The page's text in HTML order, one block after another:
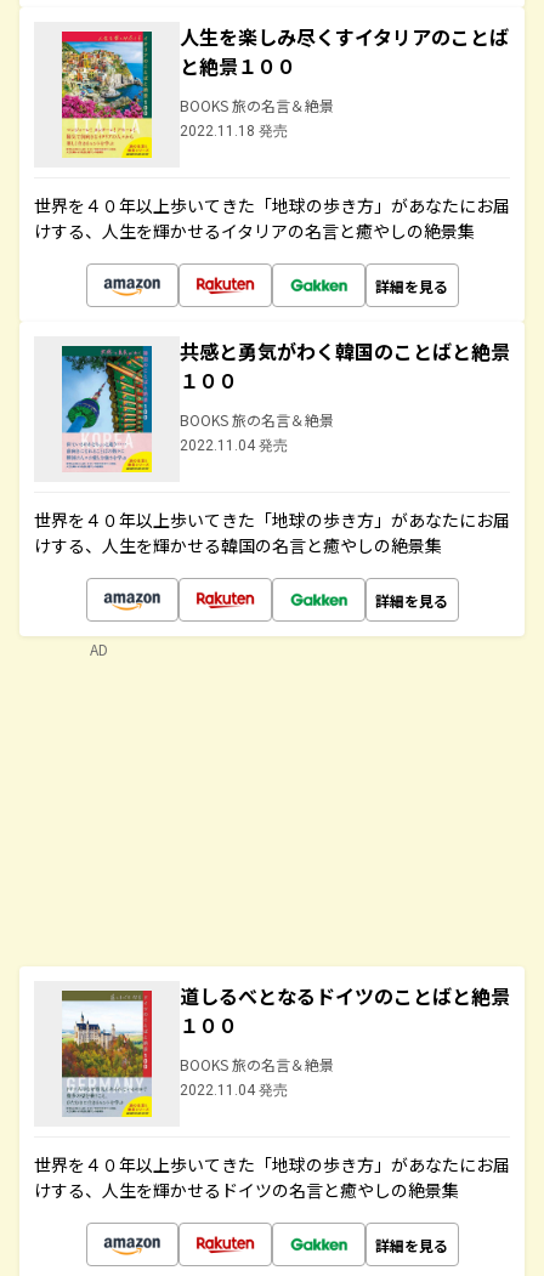
人生を楽しみ尽くすイタリアのことば
と絶景１００
BOOKS 旅の名言＆絶景
2022.11.18 発売
世界を４０年以上歩いてきた「地球の歩き方」があなたにお届
けする、人生を輝かせるイタリアの名言と癒やしの絶景集
詳細を見る
共感と勇気がわく韓国のことばと絶景
１００
BOOKS 旅の名言＆絶景
2022.11.04 発売
世界を４０年以上歩いてきた「地球の歩き方」があなたにお届
けする、人生を輝かせる韓国の名言と癒やしの絶景集
詳細を見る
道しるべとなるドイツのことばと絶景
１００
BOOKS 旅の名言＆絶景
2022.11.04 発売
世界を４０年以上歩いてきた「地球の歩き方」があなたにお届
けする、人生を輝かせるドイツの名言と癒やしの絶景集
詳細を見る
AD